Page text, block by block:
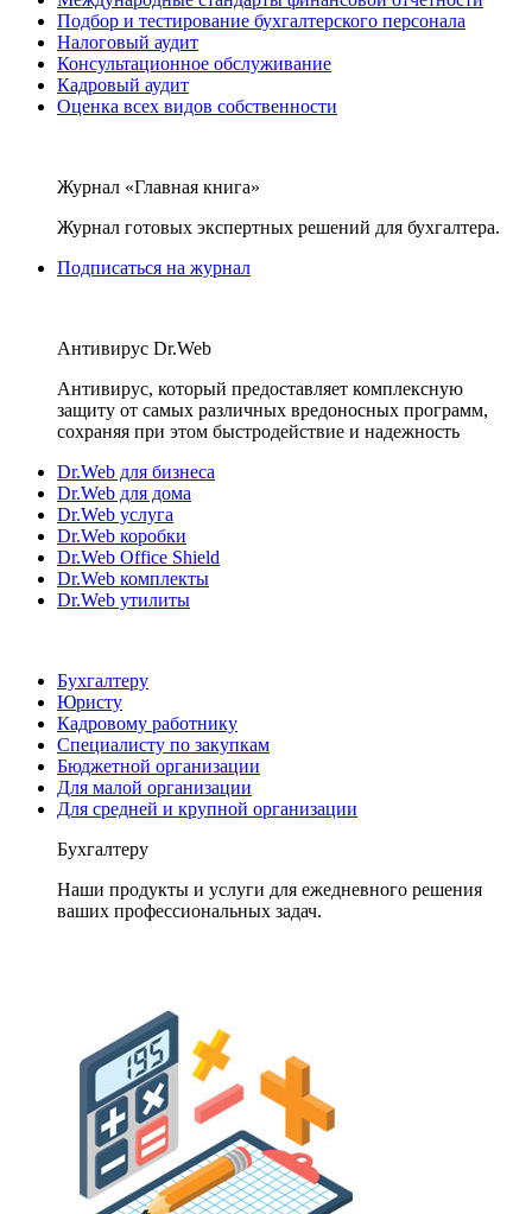
Подбор и тестирование бухгалтерского персонала
Налоговый аудит
Консультационное обслуживание
Кадровый аудит
Оценка всех видов собственности
Журнал «Главная книга»
Журнал готовых экспертных решений для бухгалтера.
Подписаться на журнал
Антивирус Dr.Web
Антивирус, который предоставляет комплексную
защиту от самых различных вредоносных программ,
сохраняя при этом быстродействие и надежность
Dr.Web для бизнеса
Dr.Web для дома
Dr.Web услуга
Dr.Web коробки
Dr.Web Office Shield
Dr.Web комплекты
Dr.Web утилиты
Бухгалтеру
Юристу
Кадровому работнику
Специалисту по закупкам
Бюджетной организации
Для малой организации
Для средней и крупной организации
Бухгалтеру
Наши продукты и услуги для ежедневного решения
ваших профессиональных задач.